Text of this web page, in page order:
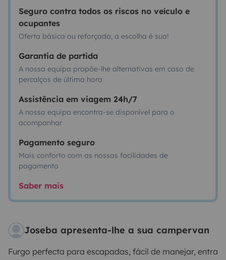
Seguro contra todos os riscos no veículo e
ocupantes
Oferta básica ou reforçada, a escolha é sua!
Garantia de partida
A nossa equipa propõe-lhe alternativas em caso de
percalços de última hora
Assistência em viagem 24h/7
A nossa equipa encontra-se disponível para o
acompanhar
Pagamento seguro
Mais conforto com as nossas facilidades de
pagamento
Saber mais
Joseba apresenta-lhe a sua campervan
Furgo perfecta para escapadas, fácil de manejar, entra